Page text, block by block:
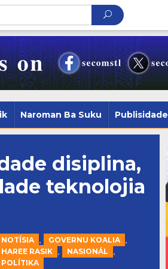
Naroman Ba Suku Publisidade
disiplina,
teknolojia
NOTÍSIA GOVERNU KOALIA
HAREE RASIK NASIONÁL
POLÍTIKA